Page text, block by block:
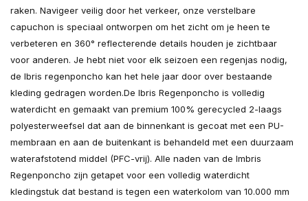
raken. Navigeer veilig door het verkeer, onze verstelbare
capuchon is speciaal ontworpen om het zicht om je heen te
verbeteren en 360° reflecterende details houden je zichtbaar
voor anderen. Je hebt niet voor elk seizoen een regenjas nodig,
de Ibris regenponcho kan het hele jaar door over bestaande
kleding gedragen worden.De Ibris Regenponcho is volledig
waterdicht en gemaakt van premium 100% gerecycled 2-laags
polyesterweefsel dat aan de binnenkant is gecoat met een PU-
membraan en aan de buitenkant is behandeld met een duurzaam
waterafstotend middel (PFC-vrij). Alle naden van de Imbris
Regenponcho zijn getapet voor een volledig waterdicht
kledingstuk dat bestand is tegen een waterkolom van 10.000 mm